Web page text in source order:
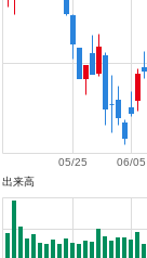
06/05
05/25
出来高